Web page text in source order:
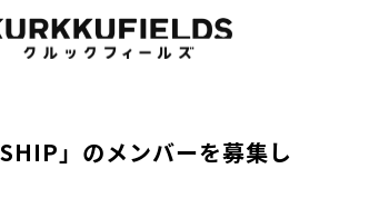
」のメンバーを募集し